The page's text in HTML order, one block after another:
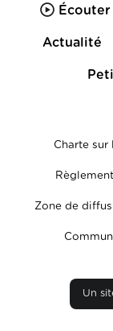
Actualité
Charte sur
Zone de
Un